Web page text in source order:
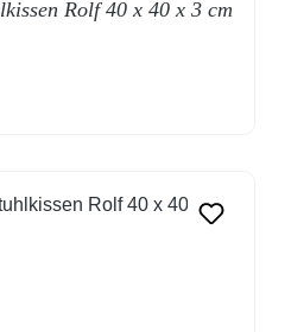
Rolf 40 x 40 x 3 cm